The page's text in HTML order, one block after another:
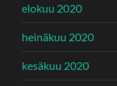
elokuu 2020
heinäkuu 2020
kesäkuu 2020